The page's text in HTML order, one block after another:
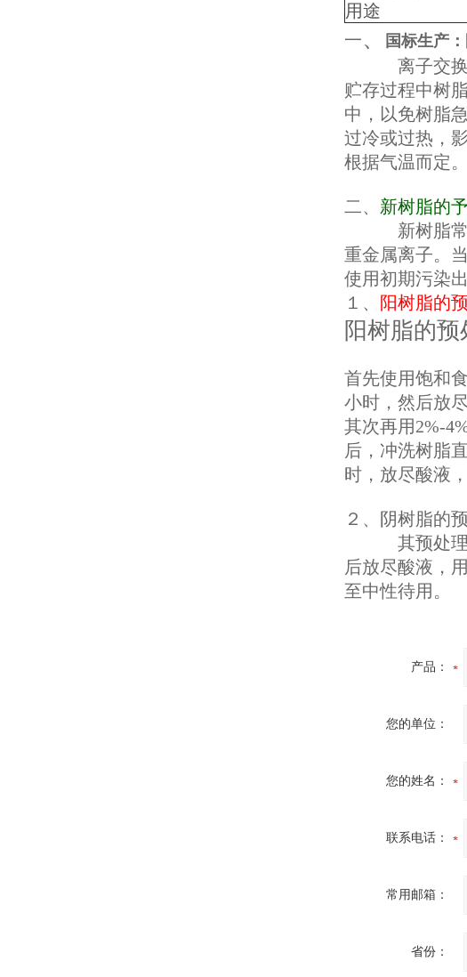
用途
一、 国标生产
离子交换树
贮存过程中树
中，以免树脂
过冷或过热，
根据气温而定。
二、 新树脂的
新树脂常含
重金属离子。
使用初期污染
１、 阳树脂的
阳树脂的
首先使用饱和
小时，然后放
其次再用2%-
后，冲洗树脂
时，放尽酸液
２、
阴树脂的
其预处理方
后放尽酸液，
至中性待用。
产品：
您的单位：
您的姓名：
联系电话：
常用邮箱：
省份：